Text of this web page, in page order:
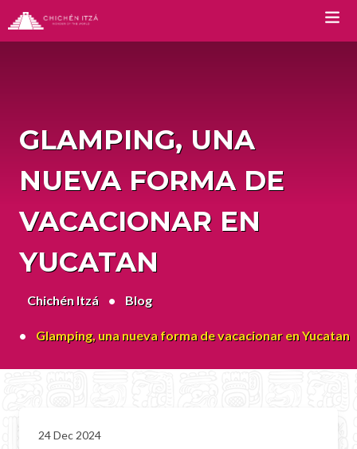
Chichen Itza Tour Classic
Chichen Itza Tour Diamante
Private Chichen Itza Tour
Luxury Chichen Itza Tour
Premium Chichen Itza Tour
GLAMPING, UNA
NUEVA FORMA DE
VACACIONAR EN
YUCATAN
Chichén Itzá Blog
Glamping, una nueva forma de vacacionar en Yucatan
24 Dec 2024